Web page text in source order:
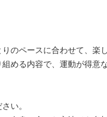
のペースに合わせて、楽
る内容で、運動が得意な
さい。